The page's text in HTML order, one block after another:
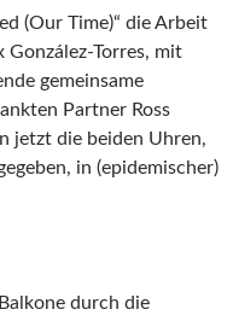
(Our Time)“ die Arbeit
González-Torres, mit
gemeinsame
Partner Ross
jetzt die beiden Uhren,
in (epidemischer)
durch die